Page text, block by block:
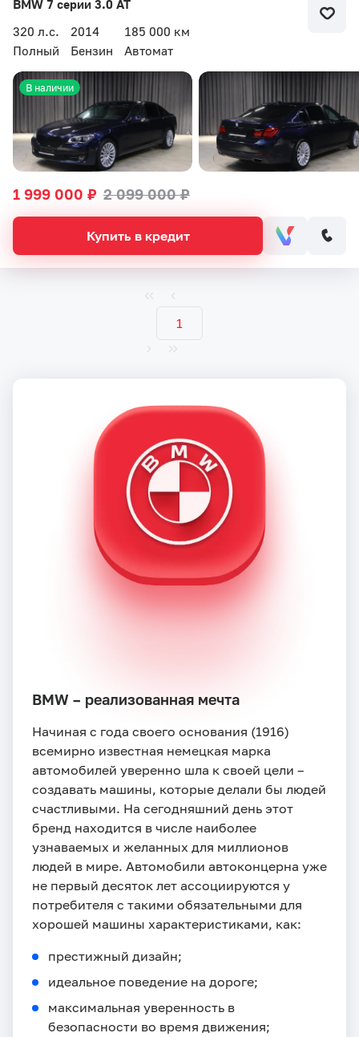
BMW 7 серии 3.0 AT
320 л.с.
2014
185 000 км
Полный
Бензин Автомат
1 999 000 ₽ 2 099 000 ₽
В наличии
Купить в кредит
1
BMW – реализованная мечта
Начиная с года своего основания (1916)
всемирно известная немецкая марка
автомобилей уверенно шла к своей цели –
создавать машины, которые делали бы людей
счастливыми. На сегодняшний день этот
бренд находится в числе наиболее
узнаваемых и желанных для миллионов
людей в мире. Автомобили автоконцерна уже
не первый десяток лет ассоциируются у
потребителя с такими обязательными для
хорошей машины характеристиками, как:
престижный дизайн;
идеальное поведение на дороге;
максимальная уверенность в
безопасности во время движения;